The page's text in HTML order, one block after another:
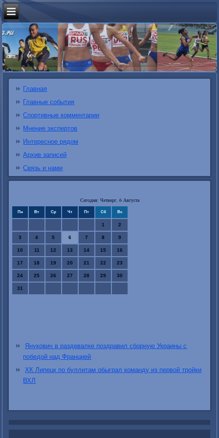
Главная
Главные события
Спортивные комментарии
Мнение экспертов
Интересное рядом
Архив записей
Связь и нами
Сегодня: Четверг, 6 Августа
Пн Вт Ср Чт Пт Сб Вс
1 2
3 4 5 6 7 8 9
10 11 12 13 14 15 16
17 18 19 20 21 22 23
24 25 26 27 28 29 30
31
Янукович в раздевалке поздравил сборную Украины с
победой над Францией
ХК Липецк по буллитам обыграл команду из первой тройки
ВХЛ